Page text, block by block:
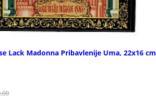
Lack Madonna Pribavlenije Uma, 22x16 cm